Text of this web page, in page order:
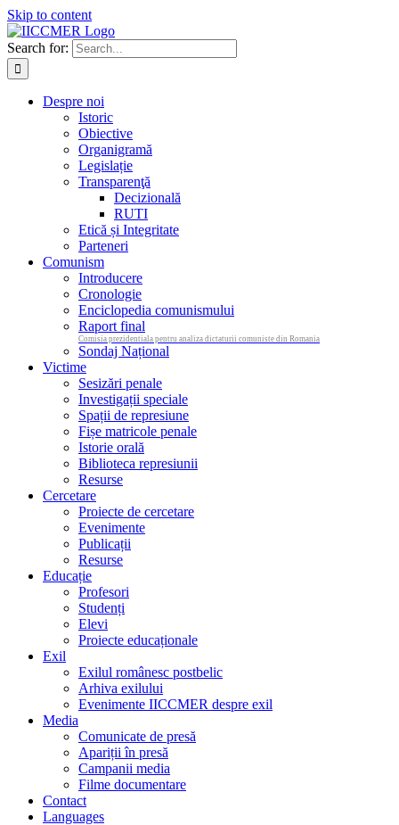
Skip to content
Search for:
Despre noi
Istoric
Obiective
Organigramă
Legislație
Transparenţă
Decizională
RUTI
Etică și Integritate
Parteneri
Comunism
Introducere
Cronologie
Enciclopedia comunismului
Raport final
Comisia prezidentiala pentru analiza dictaturii comuniste din Romania
Sondaj Național
Victime
Sesizări penale
Investigații speciale
Spații de represiune
Fișe matricole penale
Istorie orală
Biblioteca represiunii
Resurse
Cercetare
Proiecte de cercetare
Evenimente
Publicații
Resurse
Educație
Profesori
Studenți
Elevi
Proiecte educaționale
Exil
Exilul românesc postbelic
Arhiva exilului
Evenimente IICCMER despre exil
Media
Comunicate de presă
Apariții în presă
Campanii media
Filme documentare
Contact
Languages